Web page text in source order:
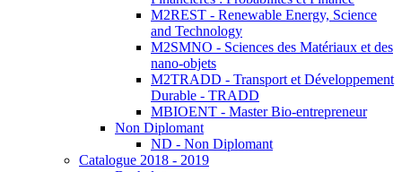
M2REST - Renewable Energy, Science
and Technology
M2SMNO - Sciences des Matériaux et des
nano-objets
M2TRADD - Transport et Développement
Durable - TRADD
MBIOENT - Master Bio-entrepreneur
Non Diplomant
ND - Non Diplomant
Catalogue 2018 - 2019